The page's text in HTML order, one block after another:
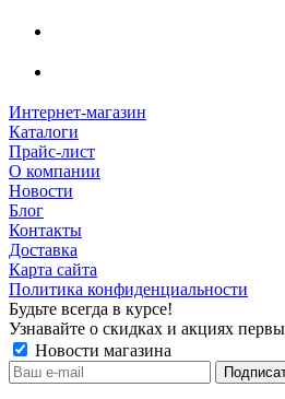
Интернет-магазин
Каталоги
Прайс-лист
О компании
Новости
Блог
Контакты
Доставка
Карта сайта
Политика конфиденциальности
Будьте всегда в курсе!
Узнавайте о скидках и акциях
Новости магазина